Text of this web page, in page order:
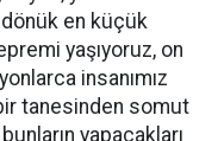
en küçük
yaşıyoruz, on
insanımız
tanesinden somut
yapacakları